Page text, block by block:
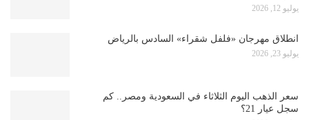
يوليو 12, 2026
انطلاق مهرجان «فلفل شقراء» السادس بالرياض
يوليو 23, 2026
سعر الذهب اليوم الثلاثاء في السعودية ومصر.. كم
سجل عيار 21؟